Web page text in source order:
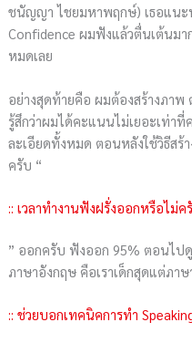
ชนัญญา ไชยมหาพฤกษ์) เธอแนะ
Confidence ผมฟังแล้วตื่นเต้นมา
หมดเลย
อย่างสุดท้ายคือ ผมต้องสร้างภา
รู้สึกว่าผมได้คะแนนไม่เยอะเท่า
ละเอียดทั้งหมด ตอนหลังใช้วิธีสร้
ครับ “
:: เวลาทำงานฟังฝรั่งออกหรือไม่ค
” ออกครับ ฟังออก 95% ตอนไป
ภาษาอังกฤษ คือเราเด็กสุดแต่ภา
:: ช่วยบอกเทคนิคการทำ